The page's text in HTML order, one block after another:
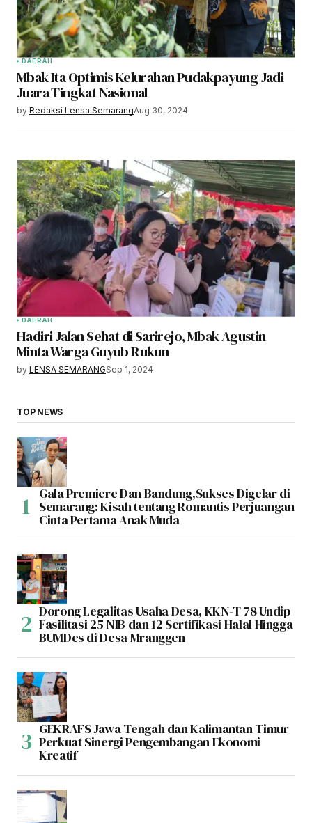
DAERAH
Mbak Ita Optimis Kelurahan Pudakpayung Jadi
Juara Tingkat Nasional
by Redaksi Lensa SemarangAug 30, 2024
DAERAH
Hadiri Jalan Sehat di Sarirejo, Mbak Agustin
Minta Warga Guyub Rukun
by LENSA SEMARANGSep 1, 2024
TOP NEWS
Gala Premiere Dan Bandung,Sukses Digelar di
Semarang: Kisah tentang Romantis Perjuangan
Cinta Pertama Anak Muda
Dorong Legalitas Usaha Desa, KKN-T 78 Undip
Fasilitasi 25 NIB dan 12 Sertifikasi Halal Hingga
BUMDes di Desa Mranggen
GEKRAFS Jawa Tengah dan Kalimantan Timur
Perkuat Sinergi Pengembangan Ekonomi
Kreatif